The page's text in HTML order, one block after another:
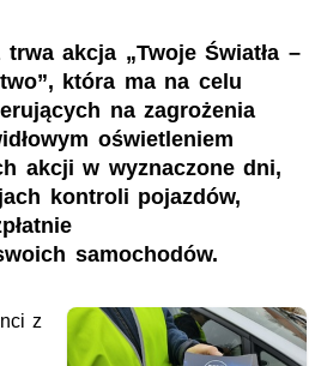
akcja „Twoje Światła –
która ma na celu
na zagrożenia
oświetleniem
akcji w wyznaczone dni,
kontroli pojazdów,
samochodów.
z